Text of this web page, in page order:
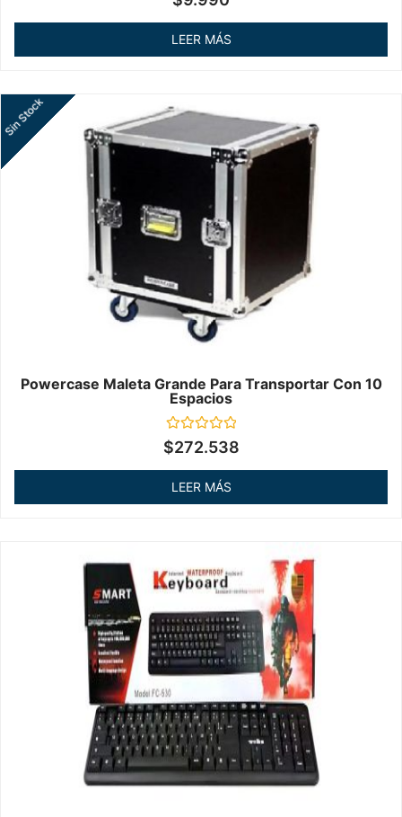
en
deLEER MÁS
Powercase Maleta Grande Para Transportar Con 10
Espacios
Valorado
en
de
Sin Stock
$272.538
LEER MÁS